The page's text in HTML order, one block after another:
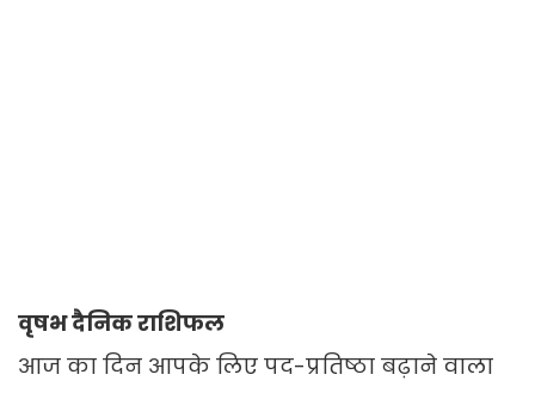
वृषभ दैनिक राशिफल
आज का दिन आपके लिए पद-प्रतिष्ठा बढ़ाने वाला